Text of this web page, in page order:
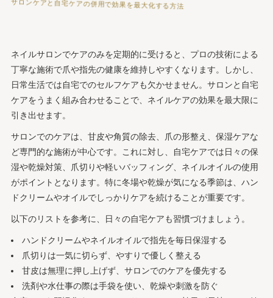
サロンケアと自宅ケアの併用で効果を最大化する方法
ネイルサロンでケアのみを定期的に受けると、プロの技術による
丁寧な施術で爪や指先の健康を維持しやすくなります。しかし、
日常生活では自宅でのセルフケアも欠かせません。サロンと自宅
ケアをうまく組み合わせることで、ネイルケアの効果を最大限に
引き出せます。
サロンでのケアは、甘皮や角質の除去、爪の形整え、保湿ケアな
ど専門的な施術が中心です。これに対し、自宅ケアでは日々の保
湿や乾燥対策、爪切りや軽いバッフィング、ネイルオイルの使用
がポイントとなります。特に冬場や乾燥が気になる季節は、ハン
ドクリームやオイルでしっかりケアを続けることが重要です。
以下のリストを参考に、日々の自宅ケアも習慣づけましょう。
ハンドクリームやネイルオイルで指先を毎日保湿する
爪切りは一気に切らず、やすりで優しく整える
甘皮は無理に押し上げず、サロンでのケアを優先する
洗剤や水仕事の際は手袋を使い、乾燥や刺激を防ぐ